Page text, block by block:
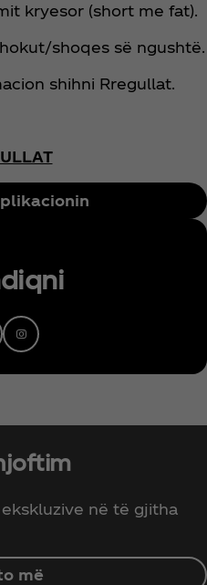
kryesor (short me fat).
shoqes së ngushtë.
shihni Rregullat.
në të gjitha
më